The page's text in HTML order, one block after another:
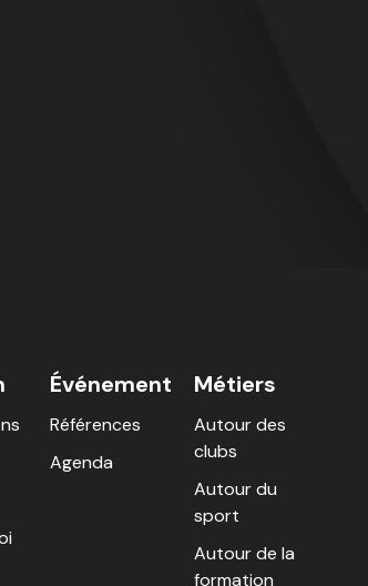
Événement
Références
Agenda
Métiers
Autour des
clubs
Autour du
sport
Autour de la
formation